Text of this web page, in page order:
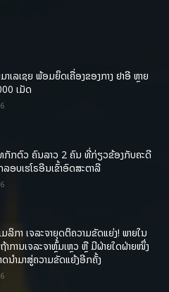
ເລເຊຍ ພ້ອມຍຶດເຄື່ອງຂອງກາງ ຢາອີ ຫຼາຍ
ເມັດ
ທກັກຕົວ ຄົນລາວ 2 ຄົນ ທີ່ກ່ຽວຂ້ອງກັບຄະດີ
ອບເຮໂຣອີນເຂົ້າອົດສະຕາລີ
ມລິກາ ເຈລະຈາຍຸດຕິຄວາມຂັດແຍ່ງ! ພາຍໃນ
ການເຈລະຈາຫຼົ້ມເຫຼວ ຫຼື ມີຝ່າຍໃດຝ່າຍໜຶ່ງ
ດນໍາມາສູ່ຄວາມຂັດແຍ້ງອີກຄັ້ງ